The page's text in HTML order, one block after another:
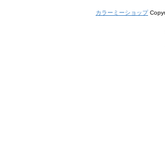
カラーミーショップ